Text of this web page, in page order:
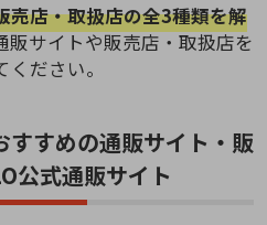
売店・取扱店の全3種類を解
販サイトや販売店・取扱店を
ださい。
すすめの通販サイト・販
公式通販サイト